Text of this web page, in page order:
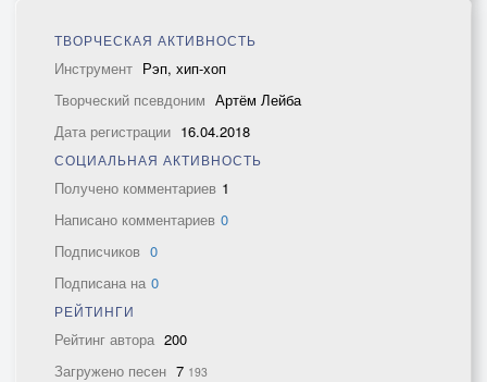
ТВОРЧЕСКАЯ АКТИВНОСТЬ
Инструмент Рэп, хип-хоп
Творческий псевдоним Артём Лейба
Дата регистрации 16.04.2018
СОЦИАЛЬНАЯ АКТИВНОСТЬ
Получено комментариев 1
Написано комментариев 0
Подписчиков 0
Подписана на 0
РЕЙТИНГИ
Рейтинг автора 200
Загружено песен 7 193